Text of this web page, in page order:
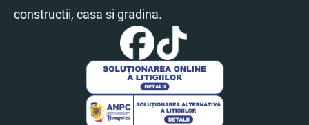
constructii, casa si gradina.